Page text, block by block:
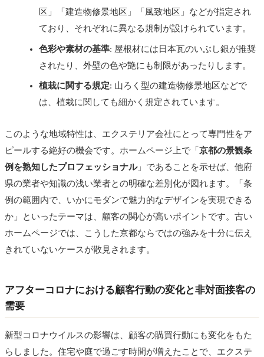
区」「建造物修景地区」「風致地区」などが指定され
ており、それぞれに異なる規制が設けられています。
色彩や素材の基準: 屋根材には日本瓦のいぶし銀が推奨
されたり、外壁の色や艶にも制限があったりします。
植栽に関する規定: 山ろく型の建造物修景地区などで
は、植栽に関しても細かく規定されています。
このような地域特性は、エクステリア会社にとって専門性をア
ピールする絶好の機会です。ホームページ上で「 京都の景観条
例を熟知したプロフェッショナル」であることを示せば、他府
県の業者や知識の浅い業者との明確な差別化が図れます。「条
例の範囲内で、いかにモダンで魅力的なデザインを実現できる
か」といったテーマは、顧客の関心が高いポイントです。古い
ホームページでは、こうした京都ならではの強みを十分に伝え
きれていないケースが散見されます。
アフターコロナにおける顧客行動の変化と非対面接客の
需要
新型コロナウイルスの影響は、顧客の購買行動にも変化をもた
らしました。住宅や庭で過ごす時間が増えたことで、エクステ